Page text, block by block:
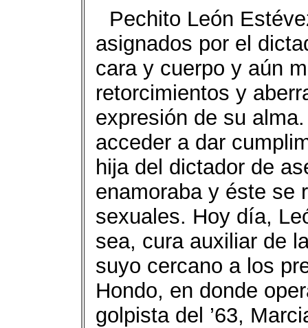
Pechito León
asignados por el
cara y cuerpo y aún
retorcimientos y
expresión de su
acceder a dar
hija del dictador de
enamoraba y éste se
sexuales. Hoy día,
sea, cura auxiliar de
suyo cercano a los
Hondo, en donde
golpista del ’63,